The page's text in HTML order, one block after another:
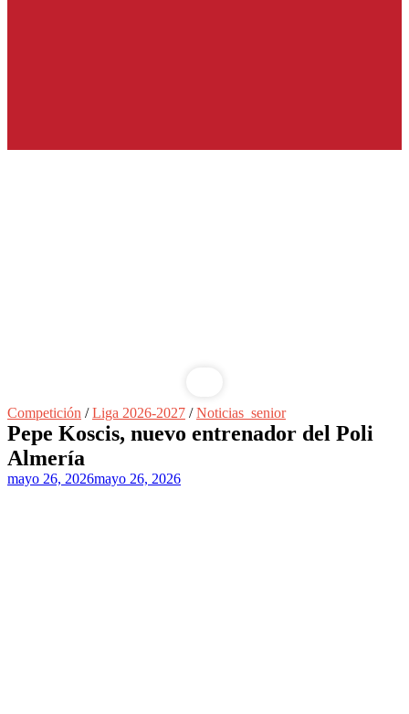
Saltar
al
contenido
Competición /Liga 2026-2027 /Noticias_senior
Pepe Koscis, nuevo entrenador del Poli
Almería
mayo 26, 2026mayo 26, 2026